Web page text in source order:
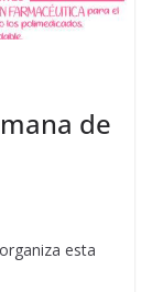
de
esta